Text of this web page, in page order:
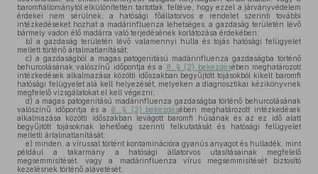
baromfiállománytól elkülönítetten tartottak, feltéve, hogy ezzel a járványvédelem
érdekei nem sérülnek; a hatósági főállatorvos e rendelet szerinti további
intézkedéseket hozhat a madárinfluenza lehetséges, a gazdaság területén lévő
bármely vadon élő madárra való terjedésének korlátozása érdekében;
b) a gazdaság területén lévő valamennyi hulla és tojás hatósági felügyelet
mellett történő ártalmatlanítását;
c) a gazdaságból a magas patogenitású madárinfluenza gazdaságba történő
behurcolásának valószínű időpontja és a 8. § (2) bekezdésében meghatározott
intézkedések alkalmazása közötti időszakban begyűjtött tojásokból kikelt baromfi
hatósági felügyelet alá kell helyezését, melyeken a diagnosztikai kézikönyvnek
megfelelő vizsgálatokat el kell végezni;
d) a magas patogenitású madárinfluenza gazdaságba történő behurcolásának
valószínű időpontja és a 8. § (2) bekezdésében meghatározott intézkedések
alkalmazása közötti időszakban levágott baromfi húsának és az ez idő alatt
begyűjtött tojásoknak lehetőség szerinti felkutatását és hatósági felügyelet
melletti ártalmatlanítását;
e) minden, a vírussal történt kontaminációra gyanús anyagot és hulladék, mint
például a takarmány a hatósági állatorvos utasításainak megfelelő
megsemmisítését, vagy a madárinfluenza vírus megsemmisítését biztosító
kezelésnek történő alávetését;